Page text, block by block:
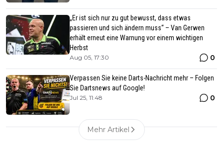
„Er ist sich nur zu gut bewusst, dass etwas
passieren und sich ändern muss“ – Van Gerwen
erhält erneut eine Warnung vor einem wichtigen
Herbst
Aug 05, 17:30 0
Verpassen Sie keine Darts-Nachricht mehr – Folgen
Sie Dartsnews auf Google!
Jul 25, 11:48 0
Mehr Artikel